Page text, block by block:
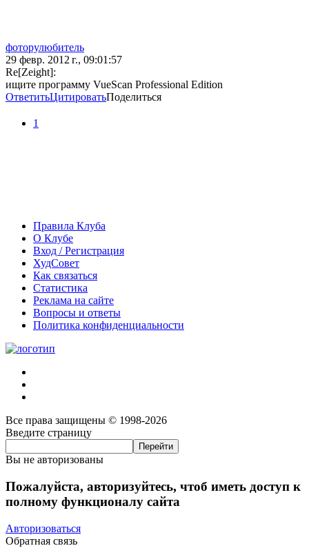
фоторулюбитель
29 февр. 2012 г., 09:01:57
Re[Zeight]:
ищите программу VueScan Professional Edition
ОтветитьЦитироватьПоделиться
1
Правила Клуба
О Клубе
Вход / Регистрация
ХудСовет
Как связаться
Статистика
Реклама на сайте
Вопросы и ответы
Политика конфиденциальности
Все права защищены © 1998-2026
Введите страницу
Вы не авторизованы
Пожалуйста, авторизуйтесь, чтоб иметь доступ к
полному функционалу сайта
Авторизоваться
Обратная связь